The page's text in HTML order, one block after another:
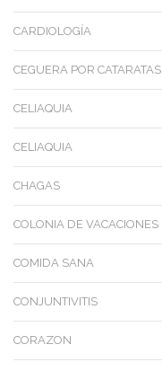
CARDIOLOGÍA
CEGUERA POR CATARATAS
CELIAQUIA
CELIAQUIA
CHAGAS
COLONIA DE VACACIONES
COMIDA SANA
CONJUNTIVITIS
CORAZON